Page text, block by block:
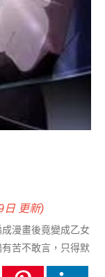
日 更新)
漫畫後竟變成乙女
苦不敢言，只得默
節，一睜眼竟發現